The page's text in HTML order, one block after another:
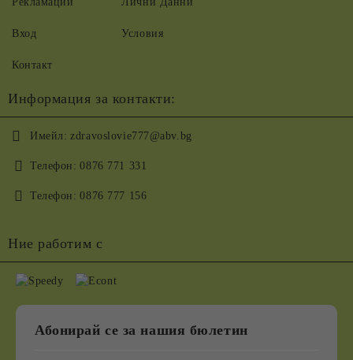
Вход
Контакт
Условия
Информация за контакти:
Имейл: zdravoslovie777@abv.bg
Телефон: 0876 771 331
Телефон: 0876 777 156
Ние работим с
Абонирай се за нашия бюлетин